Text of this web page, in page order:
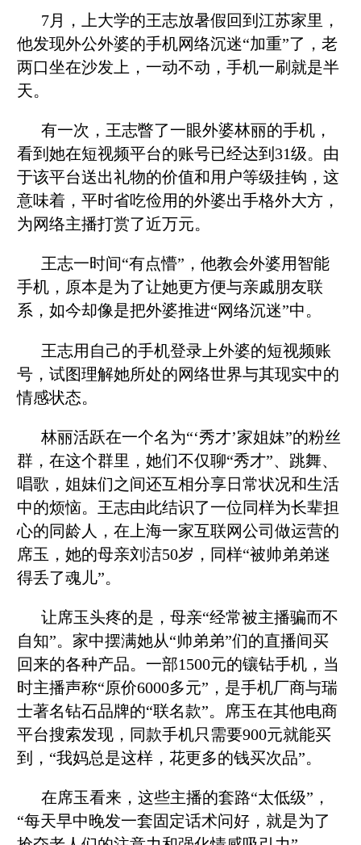
7月，上大学的王志放暑假回到江苏家里，
他发现外公外婆的手机网络沉迷“加重”了，老
两口坐在沙发上，一动不动，手机一刷就是半
天。
有一次，王志瞥了一眼外婆林丽的手机，
看到她在短视频平台的账号已经达到31级。由
于该平台送出礼物的价值和用户等级挂钩，这
意味着，平时省吃俭用的外婆出手格外大方，
为网络主播打赏了近万元。
王志一时间“有点懵”，他教会外婆用智能
手机，原本是为了让她更方便与亲戚朋友联
系，如今却像是把外婆推进“网络沉迷”中。
王志用自己的手机登录上外婆的短视频账
号，试图理解她所处的网络世界与其现实中的
情感状态。
林丽活跃在一个名为“‘秀才’家姐妹”的粉丝
群，在这个群里，她们不仅聊“秀才”、跳舞、
唱歌，姐妹们之间还互相分享日常状况和生活
中的烦恼。王志由此结识了一位同样为长辈担
心的同龄人，在上海一家互联网公司做运营的
席玉，她的母亲刘洁50岁，同样“被帅弟弟迷
得丢了魂儿”。
让席玉头疼的是，母亲“经常被主播骗而不
自知”。家中摆满她从“帅弟弟”们的直播间买
回来的各种产品。一部1500元的镶钻手机，当
时主播声称“原价6000多元”，是手机厂商与瑞
士著名钻石品牌的“联名款”。席玉在其他电商
平台搜索发现，同款手机只需要900元就能买
到，“我妈总是这样，花更多的钱买次品”。
在席玉看来，这些主播的套路“太低级”，
“每天早中晚发一套固定话术问好，就是为了